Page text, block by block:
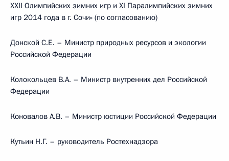
XXII Олимпийских зимних игр и XI Паралимпийских зимних
игр 2014 года в г. Сочи» (по согласованию)
Донской С.Е. – Министр природных ресурсов и экологии
Российской Федерации
Колокольцев В.А. – Министр внутренних дел Российской
Федерации
Коновалов А.В. – Министр юстиции Российской Федерации
Кутьин Н.Г. – руководитель Ростехнадзора